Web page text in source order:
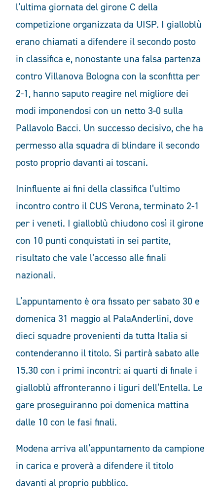
l’ultima giornata del girone C della
competizione organizzata da UISP. I gialloblù
erano chiamati a difendere il secondo posto
in classifica e, nonostante una falsa partenza
contro Villanova Bologna con la sconfitta per
2-1, hanno saputo reagire nel migliore dei
modi imponendosi con un netto 3-0 sulla
Pallavolo Bacci. Un successo decisivo, che ha
permesso alla squadra di blindare il secondo
posto proprio davanti ai toscani.
Ininfluente ai fini della classifica l’ultimo
incontro contro il CUS Verona, terminato 2-1
per i veneti. I gialloblù chiudono così il girone
con 10 punti conquistati in sei partite,
risultato che vale l’accesso alle finali
nazionali.
L’appuntamento è ora fissato per sabato 30 e
domenica 31 maggio al PalaAnderlini, dove
dieci squadre provenienti da tutta Italia si
contenderanno il titolo. Si partirà sabato alle
15.30 con i primi incontri: ai quarti di finale i
gialloblù affronteranno i liguri dell’Entella. Le
gare proseguiranno poi domenica mattina
dalle 10 con le fasi finali.
Modena arriva all’appuntamento da campione
in carica e proverà a difendere il titolo
davanti al proprio pubblico.